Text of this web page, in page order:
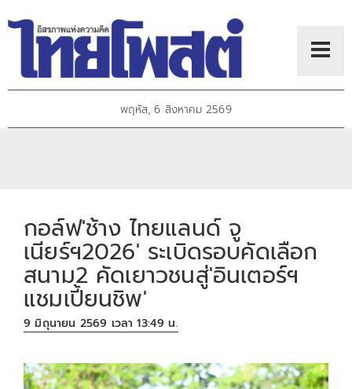
พฤหัส, 6 สิงหาคม 2569
กอล์ฟ'ช้าง ไทยแลนด์ จู
เนียร์ฯ2026' ระเบิดรอบคัดเลือก
สนาม2 คัดเยาวชนสู่'อินเตอร์ฯ
แชมเปี้ยนชิพ'
9 มิถุนายน 2569 เวลา 13:49 น.